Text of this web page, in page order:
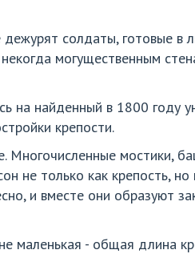
солдаты, готовые в
могущественным
на найденный в 1800 году
крепости.
Многочисленные мостики,
не только как крепость, но
и вместе они образуют
маленькая - общая длина